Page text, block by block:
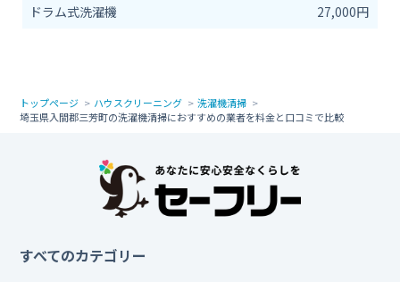
ドラム式洗濯機
27,000円
トップページ ハウスクリーニング
洗濯機清掃
埼玉県入間郡三芳町の洗濯機清掃におすすめの業者を料金と口コミで比較
すべてのカテゴリー